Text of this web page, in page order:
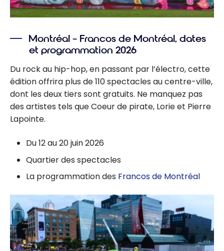
Montréal – Francos de Montréal, dates
et programmation 2026
Du rock au hip-hop, en passant par l’électro, cette
édition offrira plus de 110 spectacles au centre-ville,
dont les deux tiers sont gratuits. Ne manquez pas
des artistes tels que Coeur de pirate, Lorie et Pierre
Lapointe.
Du 12 au 20 juin 2026
Quartier des spectacles
La programmation des Francos de Montréal